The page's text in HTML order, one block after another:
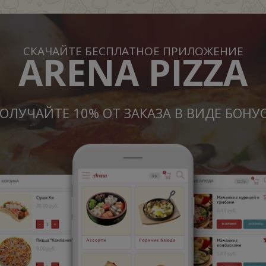
СКАЧАЙТЕ БЕСПЛАТНОЕ ПРИЛОЖЕНИЕ
ARENA PIZZA
10% ОТ ЗАКАЗА В ВИДЕ